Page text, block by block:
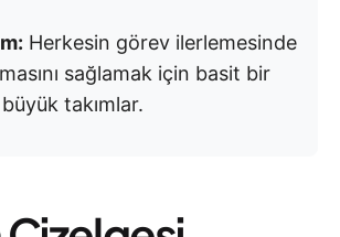
Herkesin görev ilerlemesinde
sağlamak için basit bir
takımlar.